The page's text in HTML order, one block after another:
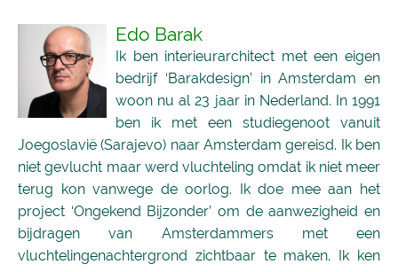
Edo Barak
Ik ben interieurarchitect met een eigen
bedrijf ‘Barakdesign’ in Amsterdam en
woon nu al 23 jaar in Nederland. In 1991
ben ik met een studiegenoot vanuit
Joegoslavië (Sarajevo) naar Amsterdam gereisd. Ik ben
niet gevlucht maar werd vluchteling omdat ik niet meer
terug kon vanwege de oorlog. Ik doe mee aan het
project ‘Ongekend Bijzonder’ om de aanwezigheid en
bijdragen van Amsterdammers met een
vluchtelingenachtergrond zichtbaar te maken. Ik ken